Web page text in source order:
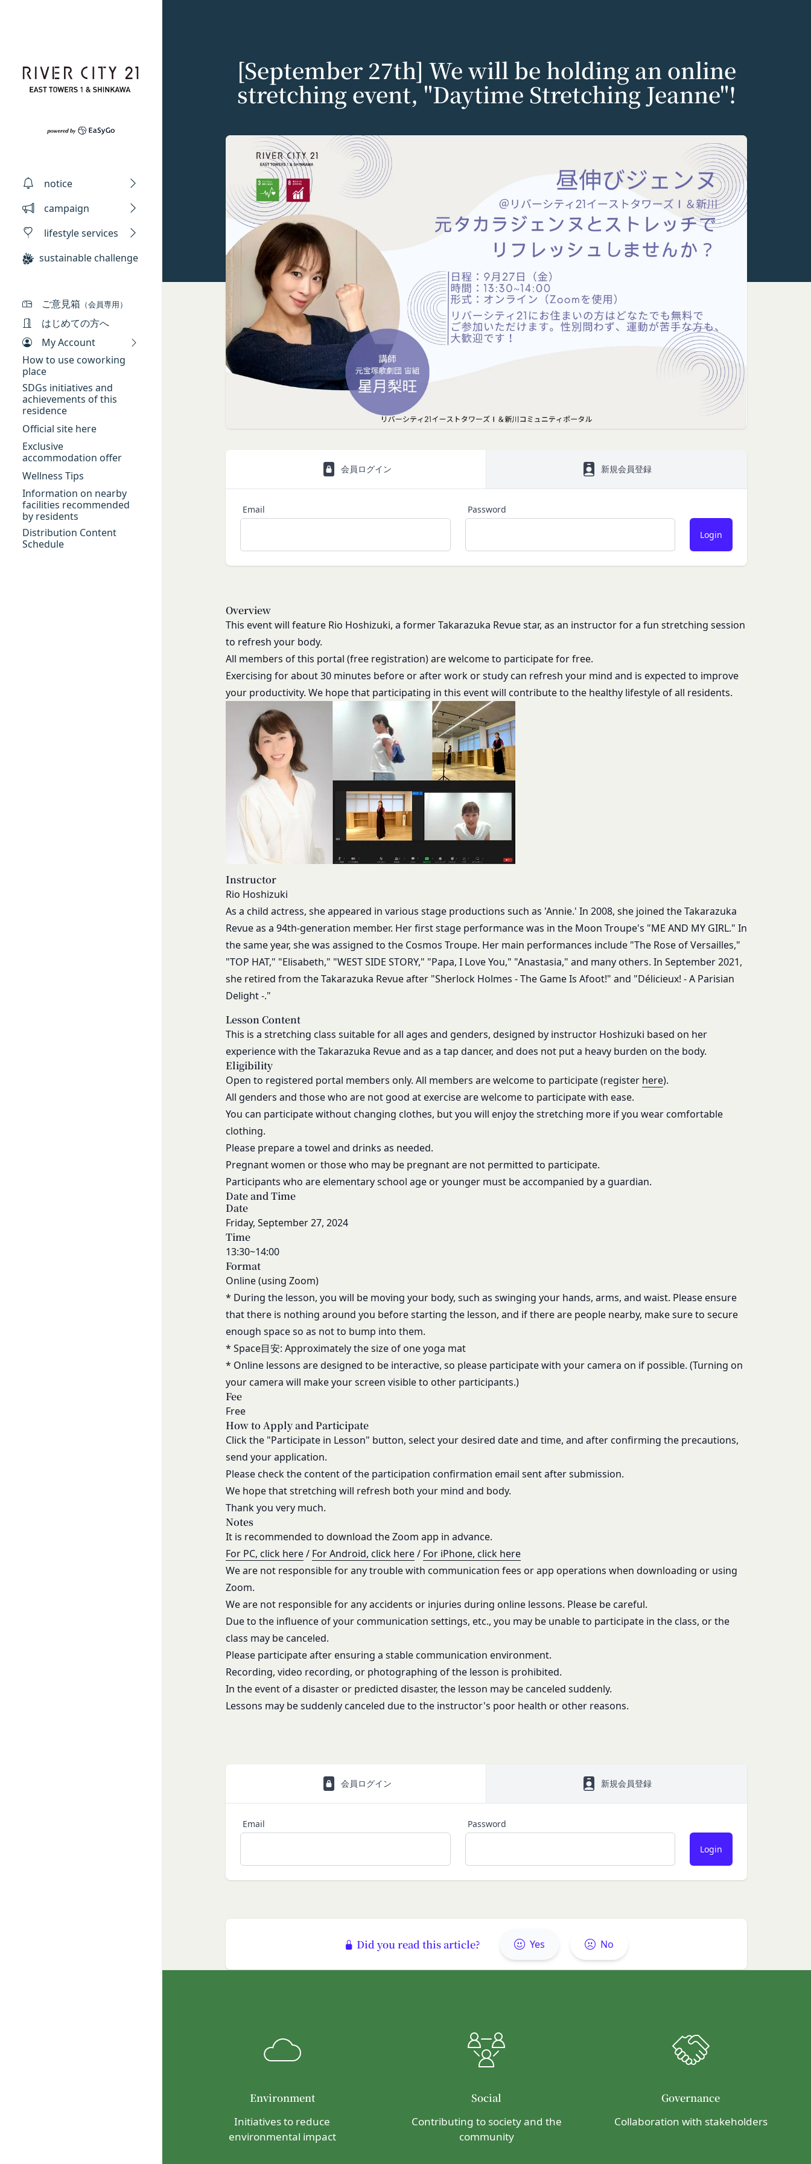
notice
campaign
lifestyle services
sustainable challenge
ご意見箱 （会員専用）
はじめての方へ
My Account
How to use coworking
place
SDGs initiatives and
achievements of this
residence
Official site here
Exclusive
accommodation offer
Wellness Tips
Information on nearby
facilities recommended
by residents
Distribution Content
Schedule
[September 27th] We will be holding an online
stretching event, "Daytime Stretching Jeanne"!
会員ログイン 新規会員登録
Email Password
Overview
This event will feature Rio Hoshizuki, a former Takarazuka Revue star, as an instructor for a fun stretching session
to refresh your body.
All members of this portal (free registration) are welcome to participate for free.
Exercising for about 30 minutes before or after work or study can refresh your mind and is expected to improve
your productivity. We hope that participating in this event will contribute to the healthy lifestyle of all residents.
Instructor
Rio Hoshizuki
As a child actress, she appeared in various stage productions such as 'Annie.' In 2008, she joined the Takarazuka
Revue as a 94th-generation member. Her first stage performance was in the Moon Troupe's "ME AND MY GIRL." In
the same year, she was assigned to the Cosmos Troupe. Her main performances include "The Rose of Versailles,"
"TOP HAT," "Elisabeth," "WEST SIDE STORY," "Papa, I Love You," "Anastasia," and many others. In September 2021,
she retired from the Takarazuka Revue after "Sherlock Holmes - The Game Is Afoot!" and "Délicieux! - A Parisian
Delight -."
Lesson Content
This is a stretching class suitable for all ages and genders, designed by instructor Hoshizuki based on her
experience with the Takarazuka Revue and as a tap dancer, and does not put a heavy burden on the body.
Eligibility
Open to registered portal members only. All members are welcome to participate (register here).
All genders and those who are not good at exercise are welcome to participate with ease.
You can participate without changing clothes, but you will enjoy the stretching more if you wear comfortable
clothing.
Please prepare a towel and drinks as needed.
Pregnant women or those who may be pregnant are not permitted to participate.
Participants who are elementary school age or younger must be accompanied by a guardian.
Date and Time
Date
Friday, September 27, 2024
Time
13:30~14:00
Format
Online (using Zoom)
* During the lesson, you will be moving your body, such as swinging your hands, arms, and waist. Please ensure
that there is nothing around you before starting the lesson, and if there are people nearby, make sure to secure
enough space so as not to bump into them.
* Space目安: Approximately the size of one yoga mat
* Online lessons are designed to be interactive, so please participate with your camera on if possible. (Turning on
your camera will make your screen visible to other participants.)
Fee
Free
How to Apply and Participate
Click the "Participate in Lesson" button, select your desired date and time, and after confirming the precautions,
send your application.
Please check the content of the participation confirmation email sent after submission.
We hope that stretching will refresh both your mind and body.
Thank you very much.
Notes
It is recommended to download the Zoom app in advance.
For PC, click here/ For Android, click here/ For iPhone, click here
We are not responsible for any trouble with communication fees or app operations when downloading or using
Zoom.
We are not responsible for any accidents or injuries during online lessons. Please be careful.
Due to the influence of your communication settings, etc., you may be unable to participate in the class, or the
class may be canceled.
Please participate after ensuring a stable communication environment.
Recording, video recording, or photographing of the lesson is prohibited.
In the event of a disaster or predicted disaster, the lesson may be canceled suddenly.
Lessons may be suddenly canceled due to the instructor's poor health or other reasons.
会員ログイン 新規会員登録
Email Password
Did you read this article? Yes No
Environment
Initiatives to reduce
environmental impact
Social
Contributing to society and the
community
Governance
Collaboration with stakeholders
Privacy policy
株式会社GOYOH（以下「当社」といいます。）は、当社が運営する各サービスにおいて、個人情報の保護に関す
る法律、その他関連する法令等を遵守するとともに、以下の方針に沿ってお客様からお預かりした情報を取り扱
い、正確性および機密性の保持に努めます。
本文中の用語の定義は、個人情報保護法および関連法令によります。
当社が取得する情報および取得方法
お客様から直接取得する情報
当社は、お客様が当社のサービスの登録手続を行う場合、以下の情報（以下「お客様情報」といいます。）をご提
供いただく場合があります。
氏名、生年月日、性別、職業等プロフィールに関する情報
メールアドレス、電話番号、住所等連絡先に関する情報
アカウントへのアクセス者の本人確認に必要なパスワード等のその他の情報
入力フォームその他当社が定める方法を通じてお客様が入力または送信する情報
当社が各サービスにおいて取得すると定めた情報
お客様が、端末または携帯端末上で当社のサービスを利用する場合、当社は、端末識別子およびIPアドレスを取得
する場合があります。また、当社は、お客様が端末に関連付けた名前、端末の種類、電話番号、国、およびユーザ
お客様が、端末または携帯端末上で当社のサービスを利用し、そこで位置情報を提供することを認めた場合、当社
は、お客様の位置情報を取得することがあります。通常はお客様のブラウザや端末の設定により無効にすることが
お客様のアクションに関する情報
取得した個人情報等の利用目的
当社は、お客様からご提供いただいたお客様情報を、当社各サービスの利用規約において定める利用目的の範囲内
で利用します。
Cookie（クッキー）について
当社は、お客様にとってより使いやすく、より価値ある情報を提供するためにCookie(以下「クッキー」といいま
す。これに類似の技術を含みます。)を使用することがあります。
クッキーは、ウェブサイトを利用されたときにご利用のパソコンや携帯端末に一時的にデータを保存させるもの
で、これを利用することにより当社のサーバに、当社サイト内におけるお客様の行動履歴(アクセスしたURL、コ
ンテンツ、参照順序等)や、年齢や性別、職業、居住地域、位置情報等個人が特定できない属性情報(それらの組み
合わせによっても個人が特定できないもの)を取得することがあります。
お客様がご自身に関する情報の取得を望まれない場合は、ブラウザや携帯端末の設定により、クッキーの受け取り
を拒否することも可能です。なお、クッキーの受け取りを拒否された場合、当社のサービスの一部がご利用できな
くなることがあります。
当社は、お客様情報への不正なアクセスや漏洩等を防ぐため、セキュリティーの維持に努めます。また、当社は、
当社の通常の事業運営に照らして当社が不要と判断した場合、お客様から取得したお客様情報を安全かつ合理的な
方法で消去します。
第三者への提供等
方を「提供先」といいます。）
お客様の同意を得た場合
当社は、お客様の同意を得た場合、お客様情報（個人情報の場合もあります。）を第三者である会社、組織、個人
に提供することがあります。
第三者サービス提供者との共有
支払処理、データ分析、メール送信、ホスティングサービス、カスタマーサービスなどを当社の代理で行うサービ
スを提供する第三者、または、当社のマーケティングのサポートを行う第三者に対して、お客様情報を提供するこ
とがあります。
当社は、Facebook、Googleアカウント、Twitterその他の外部サービスとの連携または外部サービスを利用した
認証にあたり、当該外部サービス運営会社にお客様情報を提供することがあります。
法律上の理由
お客様の居住国内外において、法律、規則、法的手段または公的もしくは政府機関からの要求により、当社がお客
様情報の全部または一部を開示することが必要になる場合があります。
当社は、国家安全保障、法の執行またはその他の交易の実現のために必要または適切であると判断した場合、お客
様情報の全部または一部を公開することがあります。
当社は、当社の利用規約の執行、当社の運営またはお客様の保護のために、開示が合理的に必要であると判断する
場合、お客様情報の全部または一部を開示することがあります。
売却または合併
組織再編、合併または譲渡に際し、当社が取得した個人情報の全部または一部を関係者に移転することがありま
委託先等の管理
当社は、業務を委託するため委託先にお客様情報を提供または開示する場合、当該委託先に対し、適切な取扱いお
よび保護を行わせ、第三者への開示・提供および当社の提供目的以外の目的での利用を行わないよう適切に管理お
よび監督します。
開示・訂正等
お客様がご自身の個人情報の内容を確認、訂正または利用停止を希望される場合には、個人情報保護法その他の法
令により当社が義務を負う範囲において、速やかに対応させていただきます。
なお、かかる場合には、本人確認をさせていただく場合があります。
お問い合わせ
開示等のご希望、ご意見、ご質問、苦情のお申し出その他個人情報の取り扱いに関するお問い合わせは、下記の窓
口までお願いいたします。
メールによるお問い合わせ
営業時間内に順次回答いたします。
お問い合わせ内容によっては回答にお時間をいただく場合や、ご返答できない場合がございます。あらかじめご了
承いただきますようお願い致します。
「@goyoh.jp」を含むメールアドレスから受信できるよう、あらかじめご設定ください。
メールによるお問い合わせについて、お客さまの個人情報保護のため、SSL通信を使用しております。お客さまが
お使いのブラウザがSSL通信非対応の場合には、このお問い合わせフォームは利用できませんので、その場合には
お電話でのお問い合わせをお願いいたします。
組織・体制
当社は、管理担当役員を利用者情報管理責任者とし、利用者情報の適正な管理及び継続的な改善を実施します。
当社は、以下の場合には、何らの責任を負いません。
お客様ご本人が本サービスの機能又は別の手段を用いて第三者に利用者情報を明らかにした場合
お客様が自ら本サービス上に入力した情報等により、個人を識別し得る状態に至った場合
当社は、利用者情報の取扱いに関する運用状況を適宜見直し、継続的な改善に努めるものとし、必要に応じて、本
ポリシーをお客様の事前の了承を得ることなく変更することがあります。変更後の本ポリシーについては、当社が
別途定める場合を除いて、当社ウェブサイトでの公示後、すぐに効力が発生するものとします。但し、法令上お客
様の同意が必要となるような内容の変更を行うときは、当社が定める方法により、お客様の同意を取得するものと
その他の注意事項
当社が提供するサービスは、当社が管理するサービス以外のサービスへのリンクを含む場合があり、これら外部サ
ービスにおける内容や利用者情報の保護については、当社は一切責任を負いません。
発効日：2021年9月1日
Terms of service
株式会社GOYOHが運営するコミュニティポータルサイトサービス（以下「本サービス」といいます。）のご利用
規約（以下「本規約」といいます。）を下記の通り定めます。
本サービスをご利用される方は、ご登録される前に本規約を必ずお読みになり、本規約に同意いただく必要があり
第1条（定義）
本規約において、次の各号に掲げる用語の意義は、当該各号に定めるところによるものとします。
「本サービス」
当社が提供するコミュニティポータルサイト及び連携により利用できるすべてのサービスをいいます。
「契約者」
本利用規約に基づく利用契約を当社と締結している方をいいます。
「利用者」
本利用規約に基づき、契約者が本サービスの利用を認めた特定の法人、団体、個人の第三者をいいます。なお、利
用者は契約者の事業のために本サービスを利用されているものとみなします。
本規約の内容の全てを承認いただいた上、本サービス所定の手続きに従い会員登録を申請し、当社がこれを承認し
登録希望者及び利用者が会員登録時に登録した当社が定める情報、本サービス利用中に当社が必要と判断して登録
各会員が保有する、本サービスの利用に関する権利の総体をいいます。
「提携パートナー」
当社との間で締結する契約に基づき、本サービスと提携するサービス（以下「提携サービス」といいます。）を提
供し、又はその運営を行う者をいいます。
第2条（総則・適用範囲）
本規約は、会員と当社間において本サービスの利用に関し適用され、登録手続き完了後の本サービスの提供条件及
び当社と会員との権利義務関係を定めるものです。
当社が、当社ウェブサイト上に本サービスに関する個別規定や追加規定を掲載する場合、又は第11条に定める方
法により本サービスに関するルール等を発信する場合、それらは本規約の一部を構成するものとし、個別規定、追
加規定又はルール等が本規約と抵触する場合には、当該個別規定、追加規定又はルール等が優先されるものとしま
当社は、本規約を変更する必要が生じた場合には、会員の明示の承諾を得ることなく、本規約を変更することがで
きるものとします。
前項による本規約の変更をするときは、その効力発生日を定め、かつ、本規約を変更する旨及び変更後の本規約の
内容並びにその効力発生日を、会員に対し、本規約変更の効力発生日前に、第11条に定める方法により通知する
ものとします。ただし、文言の修正等、会員に不利益を与えるものではない軽微な変更の場合には、当該通知を省
略することができます。
本規約変更の効力発生日後に本サービスの利用を行った場合、会員は本規約の変更に同意したものとみなします。
当社が提供する本サービス以外のサービス又は提携パートナーが提供するサービスについては、各サービスに定め
られる利用規約等に従ってご利用ください。
本契約において使用される以下の各用語は各々以下に定める意味を有します。
当社が提供する本サービスは、次の各号に掲げるサービスとします。
コミュニティポータルサイトが提供する情報サービス
前各号に付随する各種サービス
当社は、前項各号に定めるサービスの内容を変更することができるものとします。
第4条（会員登録）
ものとします。当社に対して会員登録の申し込みが行われた場合には、登録手続きにおいて氏名等を入力された本
人が当該申し込みを行ったものとみなします。
当社は、会員登録を申請した者が以下の各号のいずれかの事由に該当する場合は、登録を拒否することがありま
当社に提供された登録情報の全部又は一部につき虚偽、誤記又は記載漏れがあった場合
当該登録希望者が、本サービス又は当社が提供するその他のサービスの利用に際して、過去にアカウント削除
等の利用停止措置を受けたことがあり、又は現在受けている場合
未成年者、成年被後見人、被保佐人又は被補助人のいずれかであって、法定代理人、後見人､保佐人又は補助人
の同意等を得ていなかった場合
会員登録の申請に虚偽の事項が含まれている場合
過去に当社との契約に違反した者またはその関係者であると当社が判断した場合
反社会的勢力等（暴力団、暴力団員、右翼団体、反社会的勢力、その他これに準ずるものを意味します。以下
同じ。）であるまたは資金提供その他を通じて反社会的勢力等の維持、運営もしくは経営に協力もしくは関与
する等反社会的勢力等との何らかの交流もしくは関係を行っていると当社が判断した場合
その他会員登録が適当でないと当社が判断した場合
第5条（登録内容の変更）
会員は、登録情報の内容の全部または一部に関して変更が生じた場合、直ちに当社所定の方法により登録内容を変
更する手続きを行うものとします。
会員が前項に定める変更手続きを行わなかった場合には、既に登録済みの情報に基づく処理を適正・有効なものと
することをあらかじめ承諾します。
会員が本条第１項に定める変更手続きを行わなかったことにより生じた損害について、当社は一切責任を負いませ
第6条（IDおよびパスワードの管理）
会員は、会員登録等の際に会員本人が設定し、承認・登録されたお客様IDおよびパスワードの利用、管理につい
て一切の責任を負うものとします。
会員は、お客様IDおよびパスワードの第三者への譲渡、承継、名義変更、貸与、開示又は漏洩してはならないも
のとします。
会員のお客様IDおよびパスワードの使用上の過失または第三者による不正使用等に起因する損害について、当社
は一切責任を負わないものとします。 会員のお客様IDおよびパスワードの失念に起因する損害について、当社は
一切の責任を負わないものとします。
当社は、当社所定の方法により会員のお客様IDおよびパスワードの一致を確認した場合、当該お客様IDおよびパ
スワードに基づく会員が、本サービスを利用したものとみなし、その場合の責任は全て当該会員に帰属するものと
第7条（会員の退会）
会員は、当社所定の退会手続の完了により、会員登録を抹消することができます。
第8条（禁止事項）
会員は、本サービスの利用に際して、以下の各号のいずれかに該当する行為または該当するおそれのある行為を行
ってはならないものとします。
本規約および法令に違反する行為、犯罪に結びつく行為または公序良俗に反する行為
会員登録または登録内容の変更の際に虚偽の会員情報を入力する行為
本サービスの運営を妨害するおそれのある行為または本サービスに支障を生じさせるおそれのある行為
当社または第三者の財産権、プライバシー権、著作権等の知的財産権、その他の権利または利益を侵害する行
当社または第三者を誹謗、中傷する行為
当社もしくは第三者に対して、迷惑、不利益または損害を与える行為
お客様IDおよびパスワードを不正に使用する行為
同業者の再販など、営利目的で商品等を購入する行為
その他、当社が不適切と判断する行為
当該措置により会員に生じた損害を賠償する義務並びにその他一切の義務を負わないものとします。
第9条（当社が提供するコンテンツに関する知的財産権等）
本サービスを通じて会員に提供する文章、イラスト、デザイン、写真、画像、ロゴ、アイコン、映像、プログラム
等（以下「コンテンツ」といいます。）の著作権、商標権およびその他の知的財産権は全て当社または当社にコン
テンツの使用を許諾する者に帰属するものであり、会員はこれらの権利を侵害する行為を行わないものとします。
改変、転用、転送、配布、掲示、販売、出版など）する行為は固く禁止します。
会員は、前2項の規定に違反して第三者との間で問題が生じた場合、自己の責任と費用においてかかる問題を解決
前項にかかわらず、会員は当社に対し、提供物に関し、無償、地域無限定、非独占的、サブライセンス可能かつ譲
会員は、当社および当社から提供物の権利を承継しまたは使用許諾を受けた第三者に対して、著作者人格権を行使
しないことをあらかじめ承諾するものとします。
社が適当と認める方法により会員に通知を行うことができるものとし、会員はこれに同意するものとします。
た場合は、当該変更時とします。）に届け出た連絡先に対して通知を行えば足りるものとし、当該通知は通常到達
すべき時に会員に到達したものとみなします。
Amazonギフト券
Amazon.co.jpで使えるデジタル商品券です。
会員情報に登録されているメールアドレス宛にギフト券番号を贈ります。
有効期限は発行から10年です。
ギフト券を適用する方法:
メールに記載されたギフト券番号をご用意ください。
ギフト券を適用するに移動します。
ギフト券番号を入力し、 ここに適用を選択します。
Amazonギフト券の利用方法に関しましては、Amazon のカスタマーサポート(0120-999-373 / 24時間対応) までお問い合わせく
ださい。Amazonギフト券細則については、こちら をご確認ください。